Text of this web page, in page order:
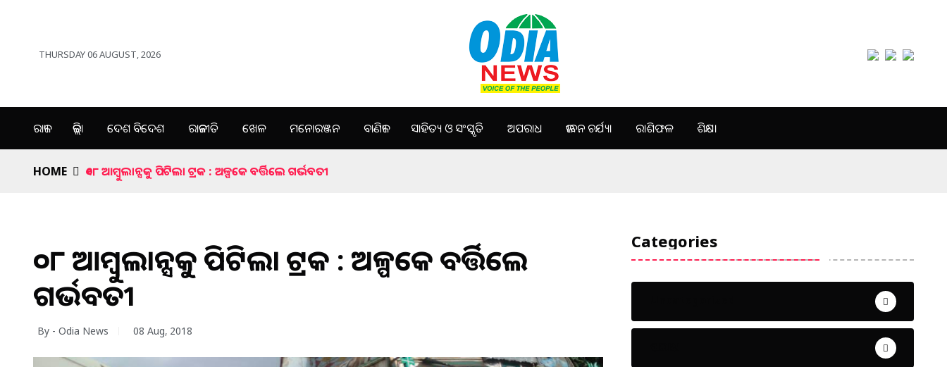
THURSDAY 06 AUGUST, 2026
ରାଜ୍ୟ ଜିଲ୍ଲା ଦେଶ ବିଦେଶ ରାଜନୀତି ଖେଳ ମନୋରଞ୍ଜନ ବାଣିଜ୍ୟ ସାହିତ୍ୟ ଓ ସଂସ୍କୃତି ଅପରାଧ ଜୀବନ ଚର୍ଯ୍ୟା ରାଶିଫଳ ଶିକ୍ଷା
HOME ୧୦୮ ଆମ୍ବୁଲାନ୍ସକୁ ପିଟିଲା ଟ୍ରକ : ଅଳ୍ପକେ ବର୍ତ୍ତିଲେ ଗର୍ଭବତୀ
୧୦୮ ଆମ୍ବୁଲାନ୍ସକୁ ପିଟିଲା ଟ୍ରକ : ଅଳ୍ପକେ ବର୍ତ୍ତିଲେ
ଗର୍ଭବତୀ
By - Odia News 08 Aug, 2018
Categories